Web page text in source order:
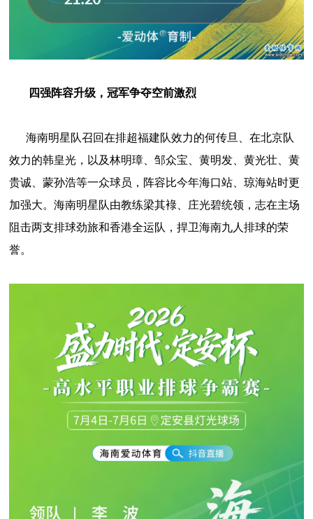
四强阵容升级，冠军争夺空前激烈
海南明星队召回在排超福建队效力的何传旦、在北京队
效力的韩皇光，以及林明璋、邹众宝、黄明发、黄光壮、黄
贵诚、蒙孙浩等一众球员，阵容比今年海口站、琼海站时更
加强大。海南明星队由教练梁其䘵、庄光碧统领，志在主场
阻击两支排球劲旅和香港全运队，捍卫海南九人排球的荣
誉。